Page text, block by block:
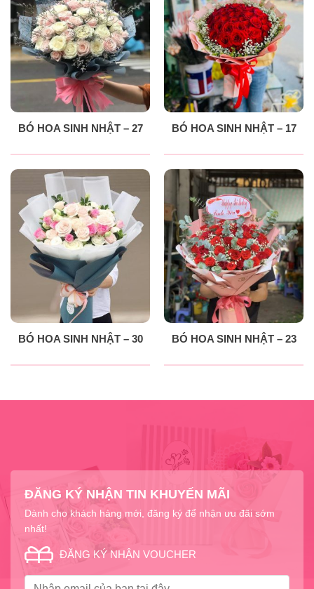
BÓ HOA SINH NHẬT – 27 BÓ HOA SINH NHẬT – 17
BÓ HOA SINH NHẬT – 30 BÓ HOA SINH NHẬT – 23
ĐĂNG KÝ NHẬN TIN KHUYẾN MÃI
Dành cho khách hàng mới, đăng ký để nhận ưu đãi sớm
nhất!
ĐĂNG KÝ NHẬN VOUCHER